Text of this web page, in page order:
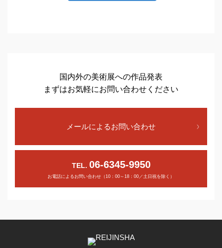
国内外の美術展への作品発表
まずはお気軽にお問い合わせください
メールによるお問い合わせ
TEL. 06-6345-9950
お電話によるお問い合わせ（10：00～18：00／土日祝を除く）